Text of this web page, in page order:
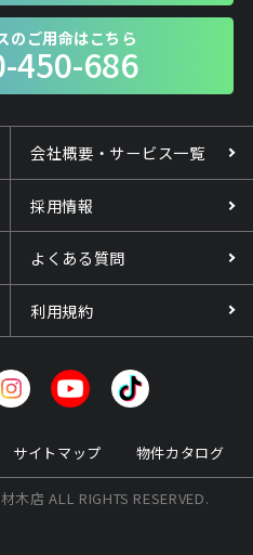
のご用命はこちら
450-686
会社概要・サービス一覧
採用情報
よくある質問
利用規約
サイトマップ 物件カタログ
店 ALL RIGHTS RESERVED.